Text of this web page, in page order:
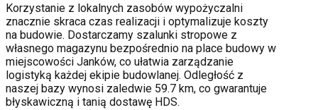
Korzystanie z lokalnych zasobów wypożyczalni
znacznie skraca czas realizacji i optymalizuje koszty
na budowie. Dostarczamy szalunki stropowe z
własnego magazynu bezpośrednio na place budowy w
miejscowości Janków, co ułatwia zarządzanie
logistyką każdej ekipie budowlanej. Odległość z
naszej bazy wynosi zaledwie 59.7 km, co gwarantuje
błyskawiczną i tanią dostawę HDS.